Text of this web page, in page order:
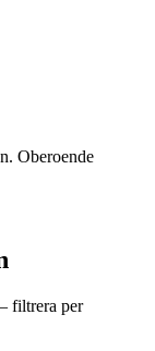
Oberoende
filtrera per